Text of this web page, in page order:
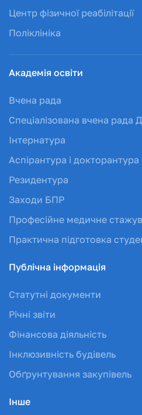
Центр фізичної реабілітації
Поліклініка
Академія освіти
Вчена рада
Спеціалізована вчена рада
Інтернатура
Аспірантура і докторантура
Резидентура
Заходи БПР
Професійне медичне
Практична підготовка
Публічна інформація
Статутні документи
Річні звіти
Фінансова діяльність
Інклюзивність будівель
Обґрунтування закупівель
Інше